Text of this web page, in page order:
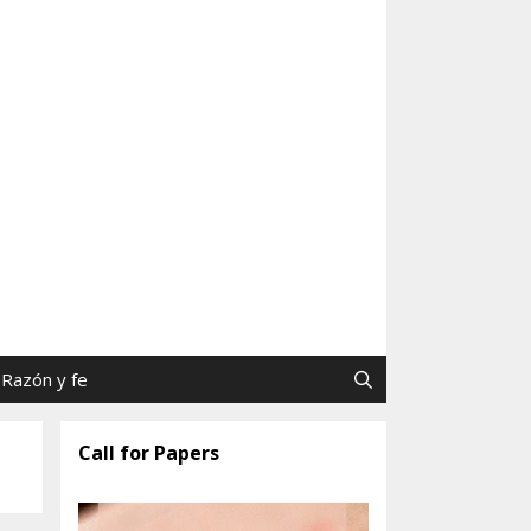
Razón y fe
Call for Papers